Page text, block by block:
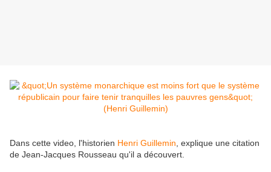
Dans cette video, l'historien Henri Guillemin , explique une citation
de Jean-Jacques Rousseau qu'il a découvert.